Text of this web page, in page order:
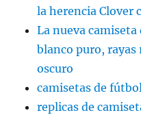
la herencia Clover
La nueva
blanco puro, rayas
oscuro
camisetas de
replicas de